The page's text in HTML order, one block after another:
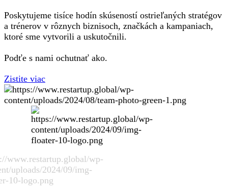
Poskytujeme tisíce hodín skúseností ostrieľaných stratégov
a trénerov v rôznych biznisoch, značkách a kampaniach,
ktoré sme vytvorili a uskutočnili.
Podťe s nami ochutnať ako.
Zistite viac